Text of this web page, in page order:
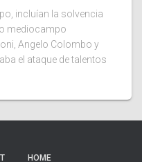
incluían la solvencia
mediocampo
Angelo Colombo y
el ataque de talentos
HOME